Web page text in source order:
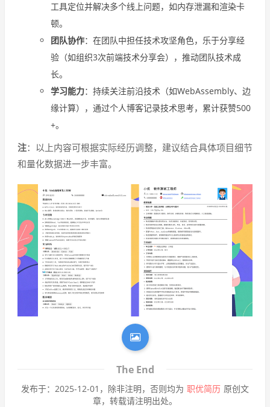
工具定位并解决多个线上问题，如内存泄漏和渲染卡
顿。
团队协作：在团队中担任技术攻坚角色，乐于分享经
验（如组织3次前端技术分享会），推动团队技术成
长。
学习能力：持续关注前沿技术（如WebAssembly、边
缘计算），通过个人博客记录技术思考，累计获赞500
+。
注：以上内容可根据实际经历调整，建议结合具体项目细节
和量化数据进一步丰富。
The End
发布于：2025-12-01，除非注明，否则均为 职优简历 原创文
章，转载请注明出处。